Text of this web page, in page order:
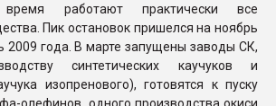
работают практически все
Пик остановок пришелся на ноябрь
2009 года. В марте запущены заводы СК,
синтетических каучуков и
изопренового), готовятся к пуску
олефинов, одного производства окиси